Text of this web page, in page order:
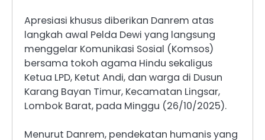
​Apresiasi khusus diberikan Danrem atas
langkah awal Pelda Dewi yang langsung
menggelar Komunikasi Sosial (Komsos)
bersama tokoh agama Hindu sekaligus
Ketua LPD, Ketut Andi, dan warga di Dusun
Karang Bayan Timur, Kecamatan Lingsar,
Lombok Barat, pada Minggu (26/10/2025).
​Menurut Danrem, pendekatan humanis yang